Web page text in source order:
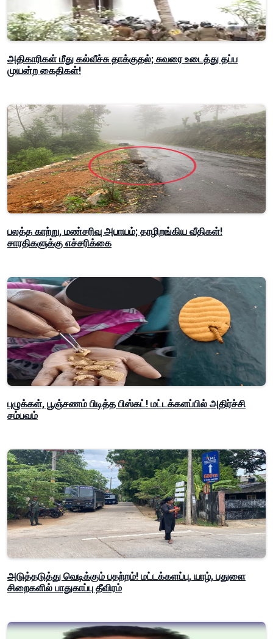
அதிகாரிகள் மீது கல்வீச்சு தாக்குதல்; சுவரை உடைத்து தப்ப
முயன்ற கைதிகள்!
பலத்த காற்று, மண்சரிவு அபாயம்; தாழிறங்கிய வீதிகள்!
சாரதிகளுக்கு எச்சரிக்கை
புழுக்கள், பூஞ்சணம் பிடித்த பிஸ்கட்! மட்டக்களப்பில் அதிர்ச்சி
சம்பவம்
அடுத்தடுத்து வெடிக்கும் பதற்றம்! மட்டக்களப்பு, யாழ், பதுளை
சிறைகளில் பாதுகாப்பு தீவிரம்